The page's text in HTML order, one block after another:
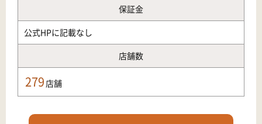
保証金
公式HPに記載なし
店舗数
279 店舗